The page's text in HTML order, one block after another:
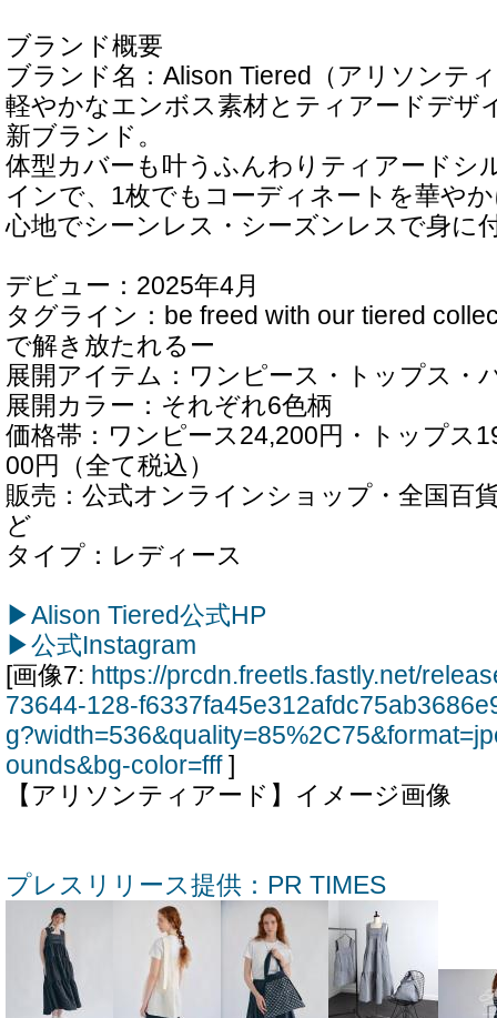
ブランド概要
ブランド名：Alison Tiered（アリソンテ
軽やかなエンボス素材とティアードデザ
新ブランド。
体型カバーも叶うふんわりティアードシ
インで、1枚でもコーディネートを華や
心地でシーンレス・シーズンレスで身に
デビュー：2025年4月
タグライン：be freed with our tiered
で解き放たれるー
展開アイテム：ワンピース・トップス・
展開カラー：それぞれ6色柄
価格帯：ワンピース24,200円・トップス
00円（全て税込）
販売：公式オンラインショップ・全国百
ど
タイプ：レディース
▶Alison Tiered公式HP
▶公式Instagram
[画像7: https://prcdn.freetls.fastly.net/
73644-128-
ounds&bg-color=fff]
【アリソンティアード】イメージ画像
プレスリリース提供：PR TIMES